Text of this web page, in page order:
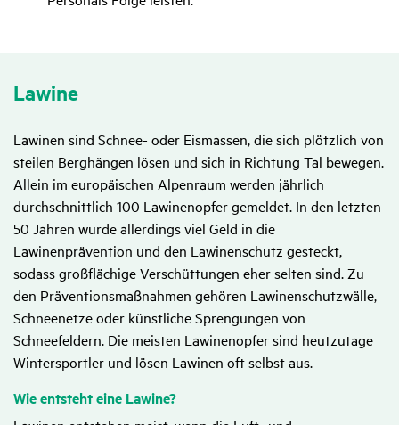
Lawine
Lawinen sind Schnee- oder Eismassen, die sich plötzlich von
steilen Berghängen lösen und sich in Richtung Tal bewegen.
Allein im europäischen Alpenraum werden jährlich
durchschnittlich 100 Lawinenopfer gemeldet. In den letzten
50 Jahren wurde allerdings viel Geld in die
Lawinenprävention und den Lawinenschutz gesteckt,
sodass großflächige Verschüttungen eher selten sind. Zu
den Präventionsmaßnahmen gehören Lawinenschutzwälle,
Schneenetze oder künstliche Sprengungen von
Schneefeldern. Die meisten Lawinenopfer sind heutzutage
Wintersportler und lösen Lawinen oft selbst aus.
Wie entsteht eine Lawine?